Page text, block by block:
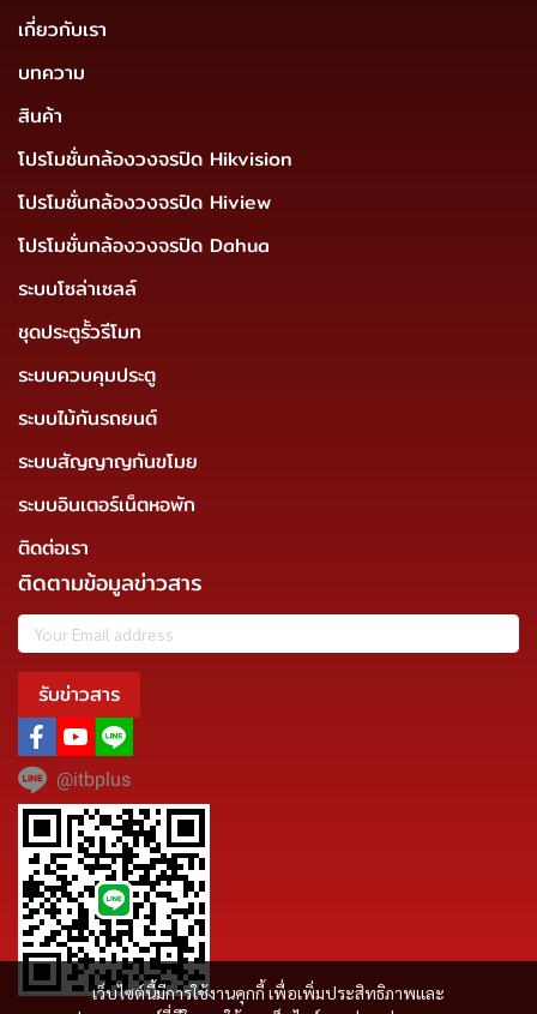
เว็บไซต์นี้มีการใช้งานคุกกี้ เพื่อเพิ่มประสิทธิภาพและ
เกี่ยวกับเรา
บทความ
สินค้า
โปรโมชั่นกล้องวงจรปิด Hikvision
โปรโมชั่นกล้องวงจรปิด Hiview
โปรโมชั่นกล้องวงจรปิด Dahua
ระบบโซล่าเซลล์
ชุดประตูรั้วรีโมท
ระบบควบคุมประตู
ระบบไม้กันรถยนต์
ระบบสัญญาญกันขโมย
ระบบอินเตอร์เน็ตหอพัก
ติดต่อเรา
ติดตามข้อมูลข่าวสาร
รับข่าวสาร
@itbplus